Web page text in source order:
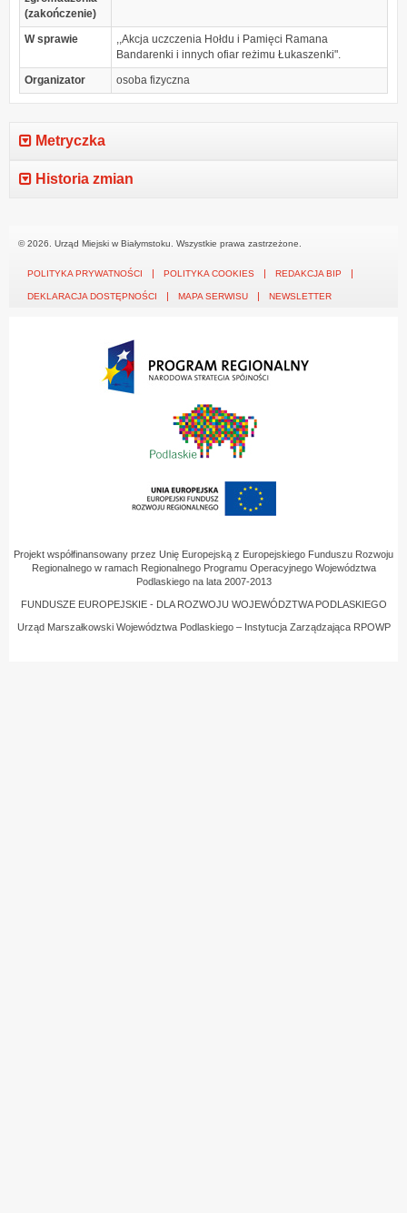
(zakończenie)
W sprawie
,,Akcja uczczenia Hołdu i Pamięci Ramana
Bandarenki i innych ofiar reżimu Łukaszenki".
Organizator
osoba fizyczna
Metryczka
Historia zmian
© 2026. Urząd Miejski w Białymstoku. Wszystkie prawa zastrzeżone.
POLITYKA PRYWATNOŚCI POLITYKA COOKIES REDAKCJA BIP
DEKLARACJA DOSTĘPNOŚCI MAPA SERWISU NEWSLETTER
Projekt współfinansowany przez Unię Europejską z Europejskiego Funduszu Rozwoju
Regionalnego w ramach Regionalnego Programu Operacyjnego Województwa
Podlaskiego na lata 2007-2013
FUNDUSZE EUROPEJSKIE - DLA ROZWOJU WOJEWÓDZTWA PODLASKIEGO
Urząd Marszałkowski Województwa Podlaskiego – Instytucja Zarządzająca RPOWP